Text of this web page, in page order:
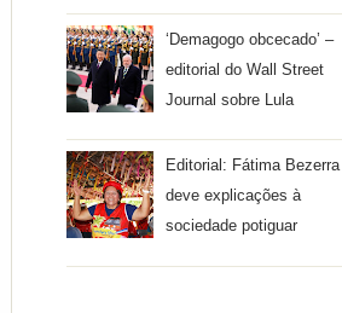
‘Demagogo obcecado’ –
editorial do Wall Street
Journal sobre Lula
Editorial: Fátima Bezerra
deve explicações à
sociedade potiguar